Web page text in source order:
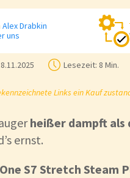
Alex Drabkin
uns
Lesezeit: 8 Min.
Links ein Kauf
heißer dampft als
ernst.
S7 Stretch Steam